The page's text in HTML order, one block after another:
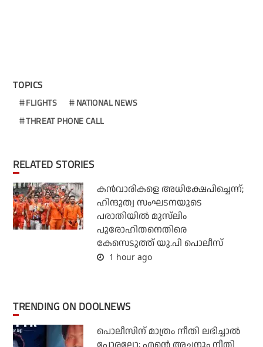
TOPICS
FLIGHTS
NATIONAL NEWS
THREAT PHONE CALL
RELATED STORIES
കന്‍വാരികളെ അധിക്ഷേപിച്ചെന്ന്;
ഹിന്ദുത്വ സംഘടനയുടെ
പരാതിയില്‍ മുസ്‌ലിം
പുരോഹിതനെതിരെ
കേസെടുത്ത് യു.പി പൊലീസ്
1 hour ago
TRENDING ON DOOLNEWS
പൊലീസിന് മാത്രം നീതി ലഭിച്ചാല്‍